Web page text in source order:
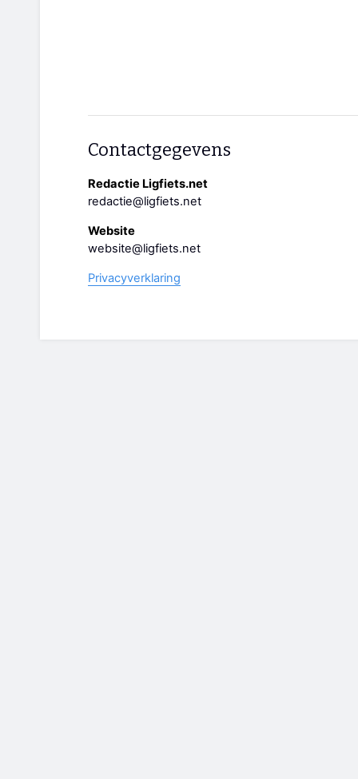
Contactgegevens
Redactie Ligfiets.net
redactie@ligfiets.net
Website
website@ligfiets.net
Privacyverklaring